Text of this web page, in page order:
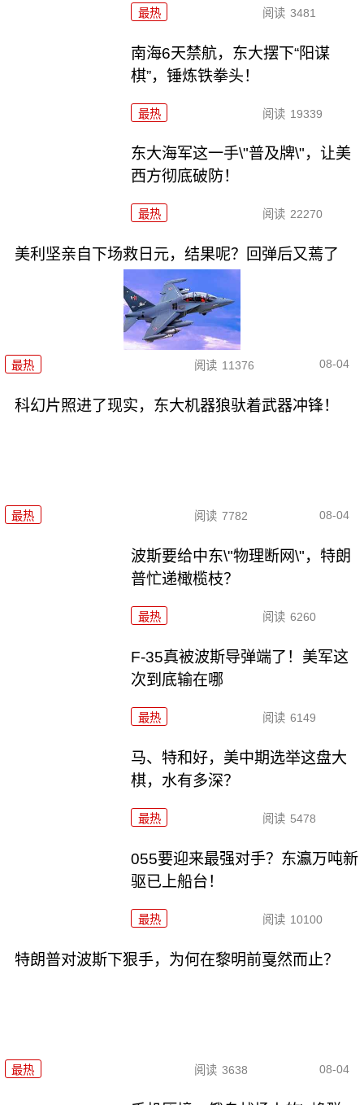
最热 阅读 3481
南海6天禁航，东大摆下“阳谋
棋”，锤炼铁拳头！
最热 阅读 19339
东大海军这一手\"普及牌\"，让美
西方彻底破防！
最热 阅读 22270
美利坚亲自下场救日元，结果呢？回弹后又蔫了
最热 阅读 11376 08-04
科幻片照进了现实，东大机器狼驮着武器冲锋！
最热 阅读 7782 08-04
波斯要给中东\"物理断网\"，特朗
普忙递橄榄枝？
最热 阅读 6260
F-35真被波斯导弹端了！美军这
次到底输在哪
最热 阅读 6149
马、特和好，美中期选举这盘大
棋，水有多深？
最热 阅读 5478
055要迎来最强对手？东瀛万吨新
驱已上船台！
最热 阅读 10100
特朗普对波斯下狠手，为何在黎明前戛然而止？
最热 阅读 3638 08-04